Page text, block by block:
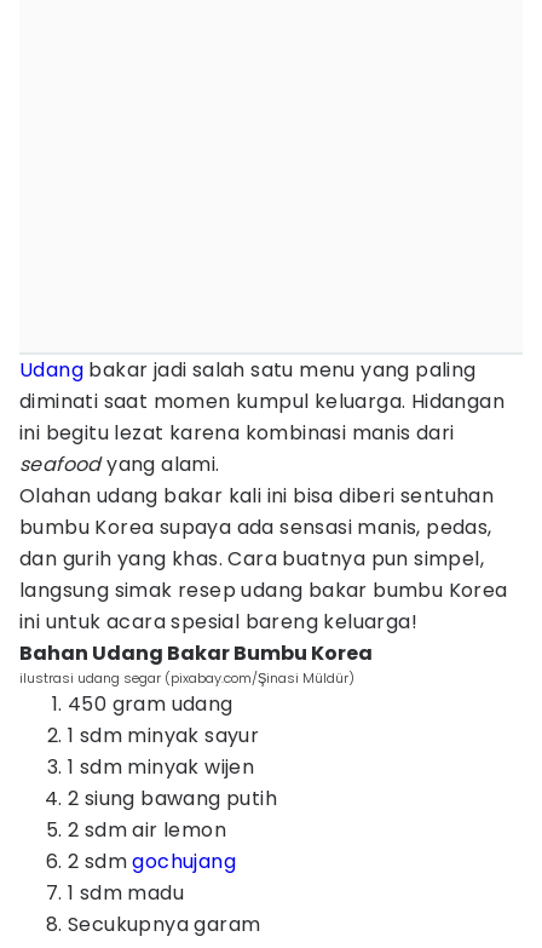
Udang bakar jadi salah satu menu yang paling
diminati saat momen kumpul keluarga. Hidangan
ini begitu lezat karena kombinasi manis dari
seafoodyang alami.
Olahan udang bakar kali ini bisa diberi sentuhan
bumbu Korea supaya ada sensasi manis, pedas,
dan gurih yang khas. Cara buatnya pun simpel,
langsung simak resep udang bakar bumbu Korea
ini untuk acara spesial bareng keluarga!
Bahan Udang Bakar Bumbu Korea
ilustrasi udang segar (pixabay.com/Şinasi Müldür)
450 gram udang
1 sdm minyak sayur
1 sdm minyak wijen
2 siung bawang putih
2 sdm air lemon
2 sdmgochujang
1 sdm madu
Secukupnya garam